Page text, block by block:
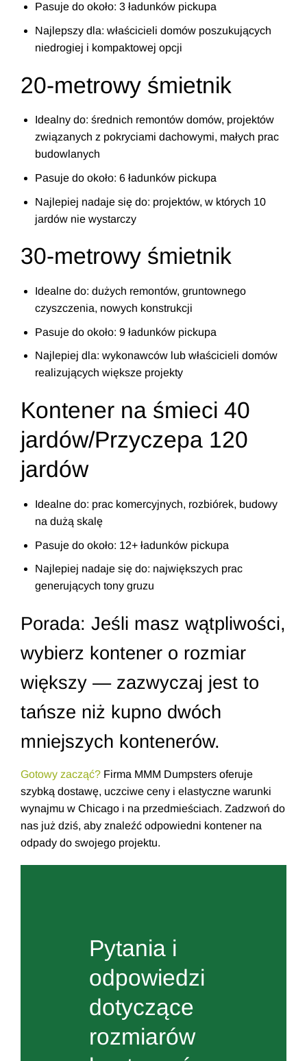
Pasuje do około: 3 ładunków pickupa
Najlepszy dla: właścicieli domów poszukujących
niedrogiej i kompaktowej opcji
20-metrowy śmietnik
Idealny do: średnich remontów domów, projektów
związanych z pokryciami dachowymi, małych prac
budowlanych
Pasuje do około: 6 ładunków pickupa
Najlepiej nadaje się do: projektów, w których 10
jardów nie wystarczy
30-metrowy śmietnik
Idealne do: dużych remontów, gruntownego
czyszczenia, nowych konstrukcji
Pasuje do około: 9 ładunków pickupa
Najlepiej dla: wykonawców lub właścicieli domów
realizujących większe projekty
Kontener na śmieci 40
jardów/Przyczepa 120
jardów
Idealne do: prac komercyjnych, rozbiórek, budowy
na dużą skalę
Pasuje do około: 12+ ładunków pickupa
Najlepiej nadaje się do: największych prac
generujących tony gruzu
Porada: Jeśli masz wątpliwości,
wybierz kontener o rozmiar
większy — zazwyczaj jest to
tańsze niż kupno dwóch
mniejszych kontenerów.
Gotowy zacząć? Firma MMM Dumpsters oferuje
szybką dostawę, uczciwe ceny i elastyczne warunki
wynajmu w Chicago i na przedmieściach. Zadzwoń do
nas już dziś, aby znaleźć odpowiedni kontener na
odpady do swojego projektu.
Pytania i
odpowiedzi
dotyczące
rozmiarów